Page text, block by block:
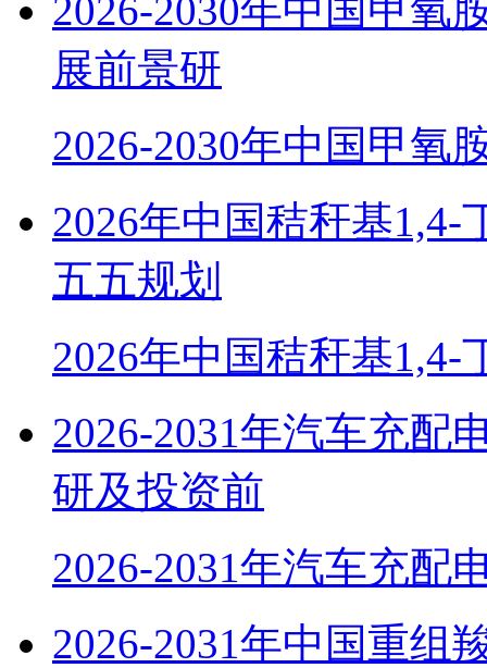
2026-2030年中国甲氧
展前景研
2026-2030年中国甲氧
2026年中国秸秆基1,4-
五五规划
2026年中国秸秆基1,4-
2026-2031年汽车充配
研及投资前
2026-2031年汽车充配
2026-2031年中国重组